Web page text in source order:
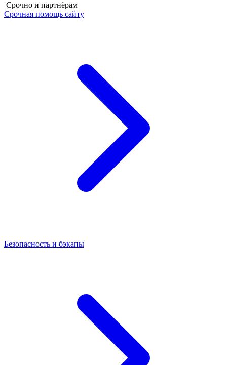
Срочно и партнёрам
Срочная помощь сайту
Безопасность и бэкапы